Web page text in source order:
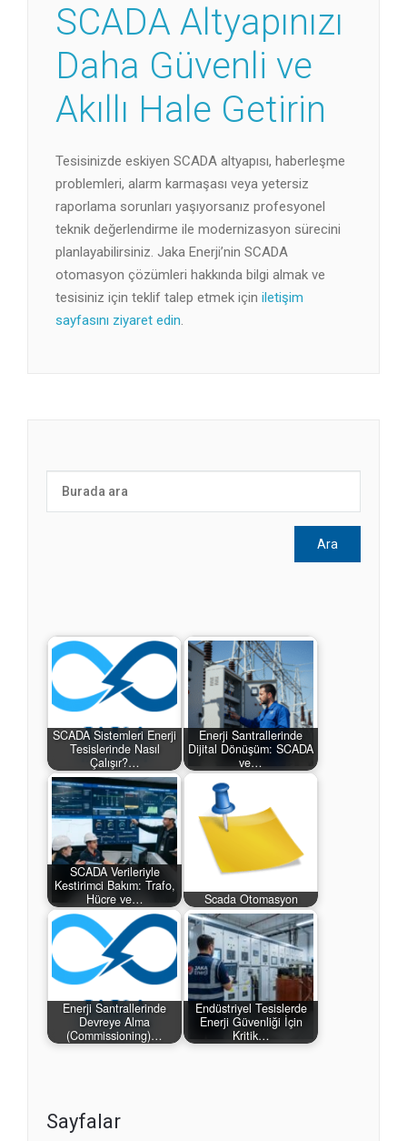
SCADA Altyapınızı
Daha Güvenli ve
Akıllı Hale Getirin
Tesisinizde eskiyen SCADA altyapısı, haberleşme
problemleri, alarm karmaşası veya yetersiz
raporlama sorunları yaşıyorsanız profesyonel
teknik değerlendirme ile modernizasyon sürecini
planlayabilirsiniz. Jaka Enerji’nin SCADA
otomasyon çözümleri hakkında bilgi almak ve
tesisiniz için teklif talep etmek için iletişim
sayfasını ziyaret edin.
SCADA Sistemleri Enerji
Tesislerinde Nasıl
Çalışır?…
Enerji Santrallerinde
Dijital Dönüşüm: SCADA
ve…
SCADA Verileriyle
Kestirimci Bakım: Trafo,
Hücre ve…
Scada Otomasyon
Enerji Santrallerinde
Devreye Alma
(Commissioning)…
Endüstriyel Tesislerde
Enerji Güvenliği İçin
Kritik…
Sayfalar